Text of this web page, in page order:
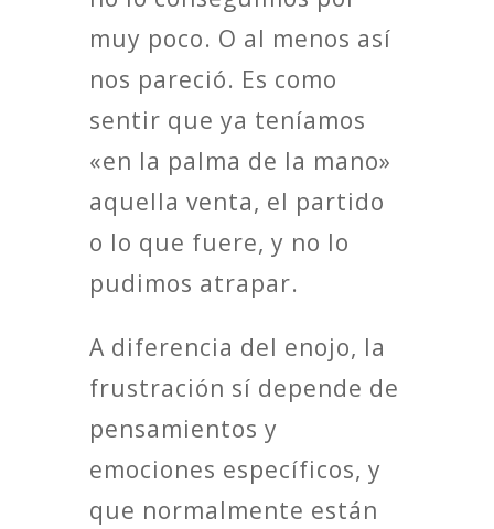
muy poco. O al menos así
nos pareció. Es como
sentir que ya teníamos
«en la palma de la mano»
aquella venta, el partido
o lo que fuere, y no lo
pudimos atrapar.
A diferencia del enojo, la
frustración sí depende de
pensamientos y
emociones específicos, y
que normalmente están